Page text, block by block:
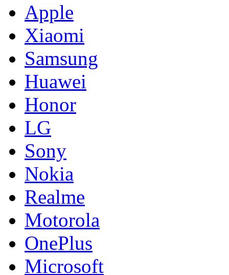
Apple
Xiaomi
Samsung
Huawei
Honor
LG
Sony
Nokia
Realme
Motorola
OnePlus
Microsoft